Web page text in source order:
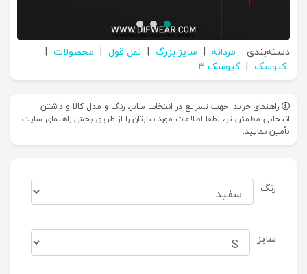
دسته‌بندی : مردانه | سایز بزرگ | نقل قول | محصولات |
کیوسک | کیوسک 3
راهنمای خرید: جهت تسریع در انتخاب سایز، رنگ و مدل کالا و داشتن
انتخابی مطمئن تر، لطفا اطلاعات مورد نیازتان را از طریق بخش راهنمای سایت
تأمین نمایید.
رنگ
سایز